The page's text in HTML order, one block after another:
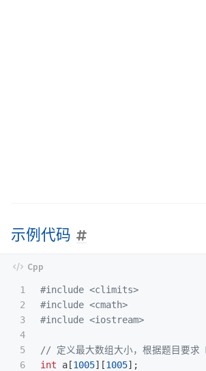
示例代码
1
2
3
4
5
6
#include <climits>
#include <cmath>
#include <iostream>
// 定义最大数组大小，根据题目要
int
a [1005][1005];